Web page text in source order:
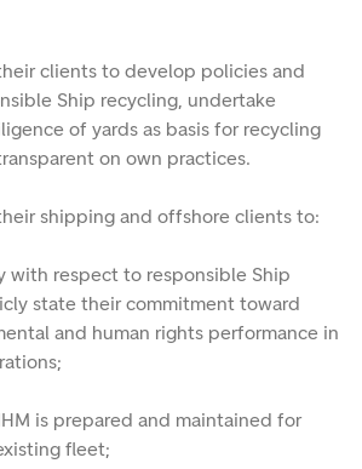
clients to develop policies and
Ship recycling, undertake
of yards as basis for recycling
on own practices.
shipping and offshore clients to:
with respect to responsible Ship
state their commitment toward
and human rights performance in
is prepared and maintained for
fleet;